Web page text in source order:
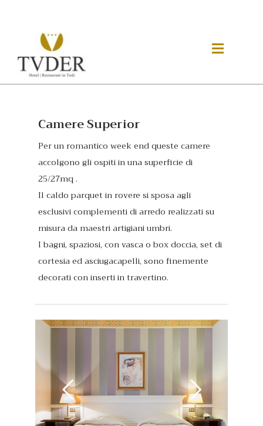
Camere Superior
Per un romantico week end queste camere
accolgono gli ospiti in una superficie di
25/27mq .
Il caldo parquet in rovere si sposa agli
esclusivi complementi di arredo realizzati su
misura da maestri artigiani umbri.
I bagni, spaziosi, con vasca o box doccia, set di
cortesia ed asciugacapelli, sono finemente